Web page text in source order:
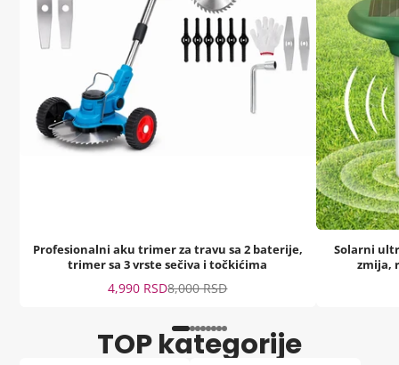
Profesionalni aku trimer za travu sa 2 baterije,
trimer sa 3 vrste sečiva i točkićima
Sale
price
4,990 RSDRegular
price
8,000 RSD
Solarni
zmija,
TOP kategorije